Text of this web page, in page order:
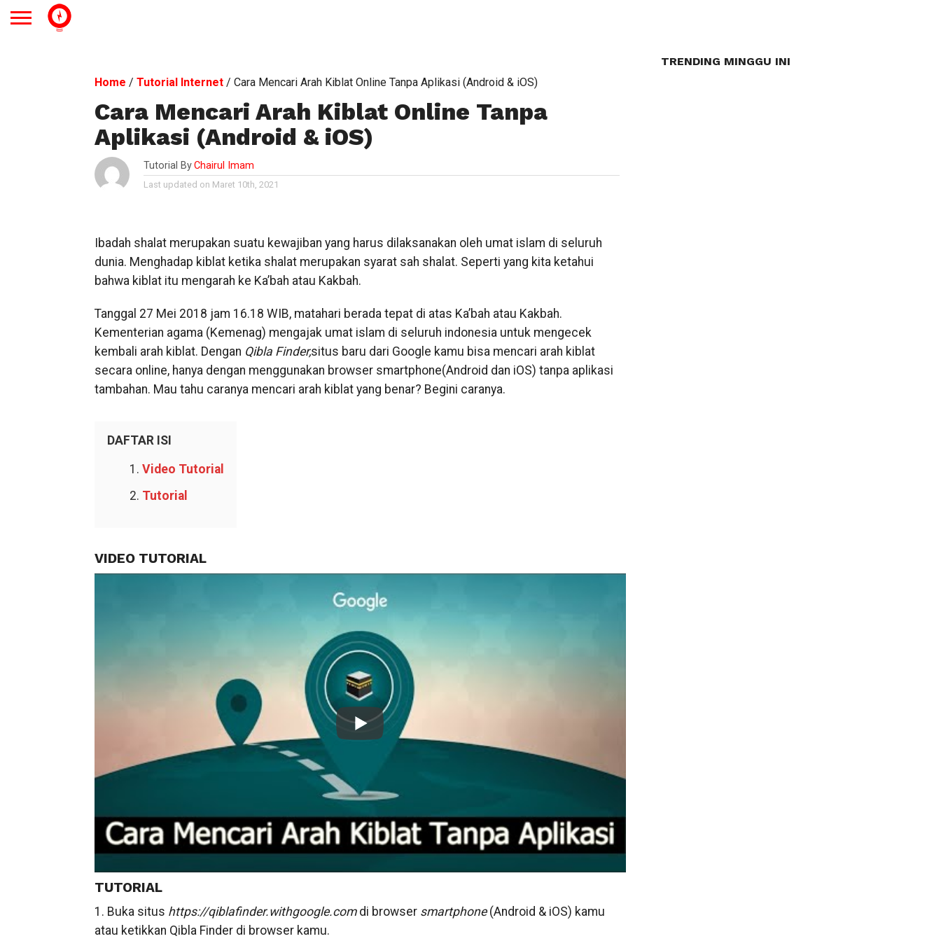
Home / Tutorial Internet/ Cara Mencari Arah Kiblat Online Tanpa Aplikasi (Android & iOS)
Cara Mencari Arah Kiblat Online Tanpa
Aplikasi (Android & iOS)
Tutorial ByChairul Imam
Last updated on Maret 10th, 2021
Ibadah shalat merupakan suatu kewajiban yang harus dilaksanakan oleh umat islam di seluruh
dunia. Menghadap kiblat ketika shalat merupakan syarat sah shalat. Seperti yang kita ketahui
bahwa kiblat itu mengarah ke Ka’bah atau Kakbah.
Tanggal 27 Mei 2018 jam 16.18 WIB, matahari berada tepat di atas Ka’bah atau Kakbah.
Kementerian agama (Kemenag) mengajak umat islam di seluruh indonesia untuk mengecek
kembali arah kiblat. Dengan Qibla Finder,situs baru dari Google kamu bisa mencari arah kiblat
secara online, hanya dengan menggunakan browser smartphone(Android dan iOS) tanpa aplikasi
tambahan. Mau tahu caranya mencari arah kiblat yang benar? Begini caranya.
DAFTAR ISI
Video Tutorial
Tutorial
VIDEO TUTORIAL
TUTORIAL
1. Buka situs https://qiblafinder.withgoogle.comdi browsersmartphone(Android & iOS) kamu
atau ketikkan Qibla Finder di browser kamu.
TRENDING MINGGU INI